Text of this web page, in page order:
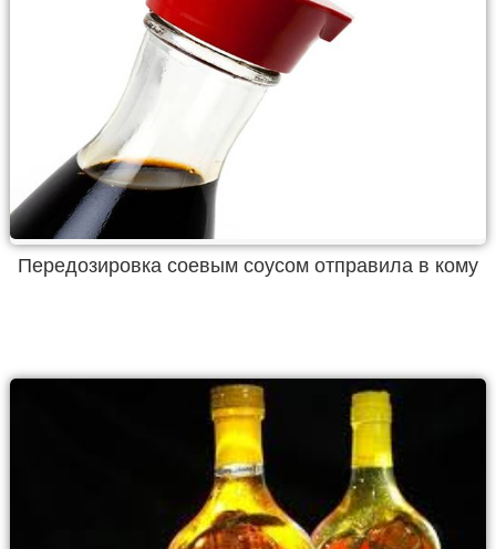
Передозировка соевым соусом отправила в кому